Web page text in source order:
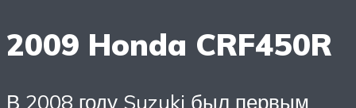
2009 Honda CRF450R
В 2008 году Suzuki был первым